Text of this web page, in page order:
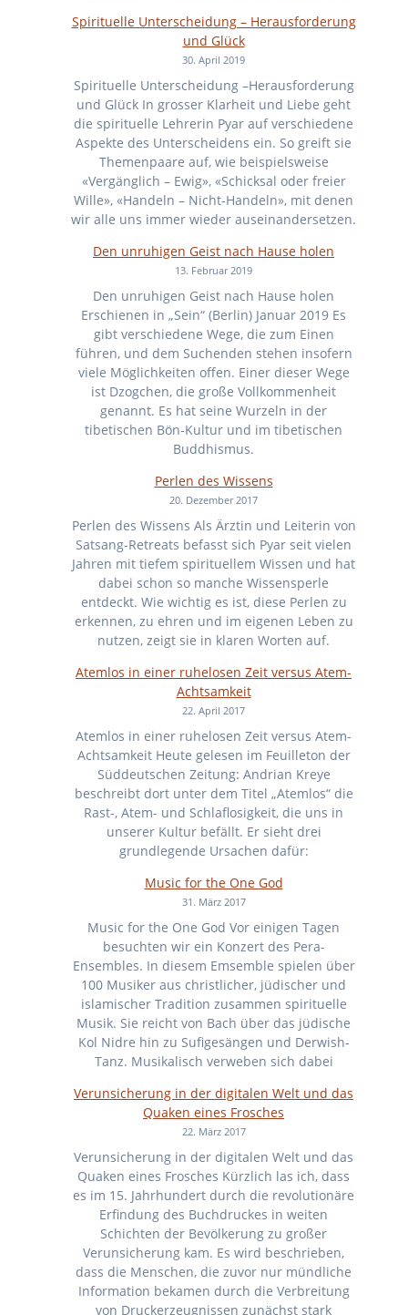
Spirituelle Unterscheidung – Herausforderung
und Glück
30. April 2019
Spirituelle Unterscheidung –Herausforderung
und Glück In grosser Klarheit und Liebe geht
die spirituelle Lehrerin Pyar auf verschiedene
Aspekte des Unterscheidens ein. So greift sie
Themenpaare auf, wie beispielsweise
«Vergänglich – Ewig», «Schicksal oder freier
Wille», «Handeln – Nicht-Handeln», mit denen
wir alle uns immer wieder auseinandersetzen.
Den unruhigen Geist nach Hause holen
13. Februar 2019
Den unruhigen Geist nach Hause holen
Erschienen in „Sein“ (Berlin) Januar 2019 Es
gibt verschiedene Wege, die zum Einen
führen, und dem Suchenden stehen insofern
viele Möglichkeiten offen. Einer dieser Wege
ist Dzogchen, die große Vollkommenheit
genannt. Es hat seine Wurzeln in der
tibetischen Bön-Kultur und im tibetischen
Buddhismus.
Perlen des Wissens
20. Dezember 2017
Perlen des Wissens Als Ärztin und Leiterin von
Satsang-Retreats befasst sich Pyar seit vielen
Jahren mit tiefem spirituellem Wissen und hat
dabei schon so manche Wissensperle
entdeckt. Wie wichtig es ist, diese Perlen zu
erkennen, zu ehren und im eigenen Leben zu
nutzen, zeigt sie in klaren Worten auf.
Atemlos in einer ruhelosen Zeit versus Atem-
Achtsamkeit
22. April 2017
Atemlos in einer ruhelosen Zeit versus Atem-
Achtsamkeit Heute gelesen im Feuilleton der
Süddeutschen Zeitung: Andrian Kreye
beschreibt dort unter dem Titel „Atemlos“ die
Rast-, Atem- und Schlaflosigkeit, die uns in
unserer Kultur befällt. Er sieht drei
grundlegende Ursachen dafür:
Music for the One God
31. März 2017
Music for the One God Vor einigen Tagen
besuchten wir ein Konzert des Pera-
Ensembles. In diesem Emsemble spielen über
100 Musiker aus christlicher, jüdischer und
islamischer Tradition zusammen spirituelle
Musik. Sie reicht von Bach über das jüdische
Kol Nidre hin zu Sufigesängen und Derwish-
Tanz. Musikalisch verweben sich dabei
Verunsicherung in der digitalen Welt und das
Quaken eines Frosches
22. März 2017
Verunsicherung in der digitalen Welt und das
Quaken eines Frosches Kürzlich las ich, dass
es im 15. Jahrhundert durch die revolutionäre
Erfindung des Buchdruckes in weiten
Schichten der Bevölkerung zu großer
Verunsicherung kam. Es wird beschrieben,
dass die Menschen, die zuvor nur mündliche
Information bekamen durch die Verbreitung
von Druckerzeugnissen zunächst stark